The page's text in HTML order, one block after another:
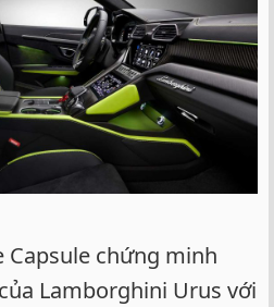
Capsule chứng minh
Lamborghini Urus với